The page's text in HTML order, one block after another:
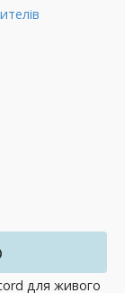
для живого